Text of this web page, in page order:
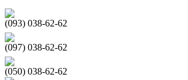
(093) 038-62-62
(097) 038-62-62
(050) 038-62-62